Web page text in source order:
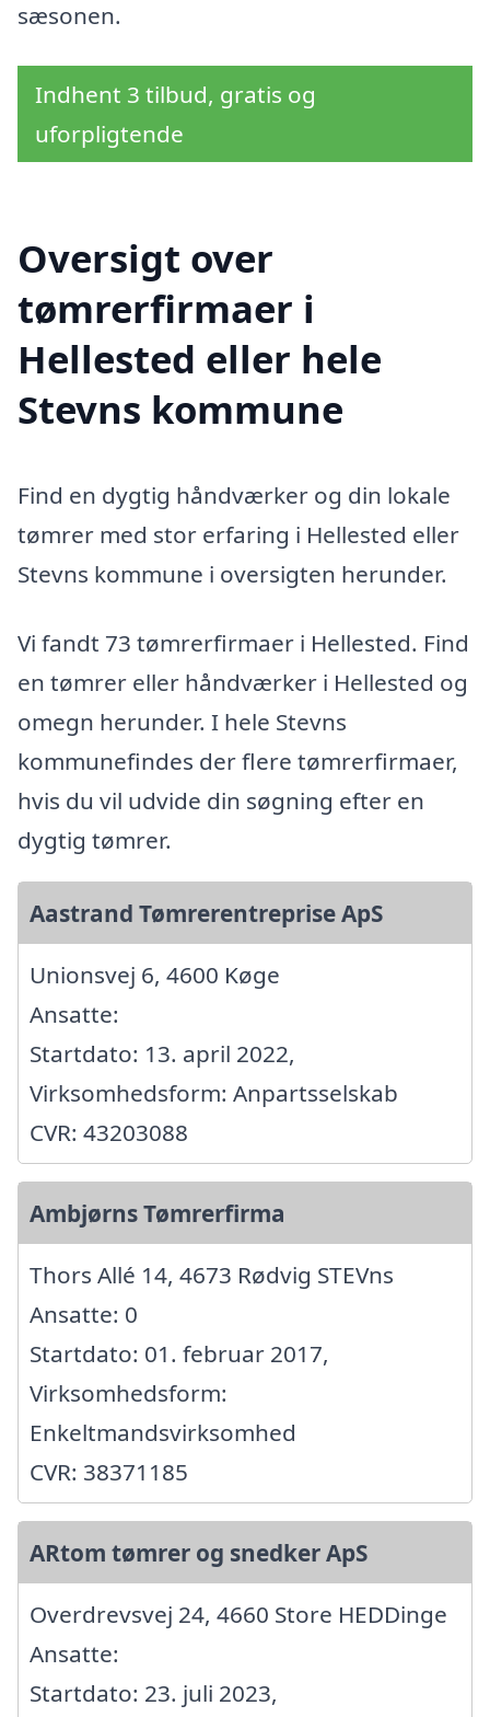
sæsonen.
Indhent 3 tilbud, gratis og
uforpligtende
Oversigt over
tømrerfirmaer i
Hellested eller hele
Stevns kommune
Find en dygtig håndværker og din lokale
tømrer med stor erfaring i Hellested eller
Stevns kommune i oversigten herunder.
Vi fandt 73 tømrerfirmaer i Hellested. Find
en tømrer eller håndværker i Hellested og
omegn herunder. I hele Stevns
kommunefindes der flere tømrerfirmaer,
hvis du vil udvide din søgning efter en
dygtig tømrer.
Aastrand Tømrerentreprise ApS
Unionsvej 6, 4600 Køge
Ansatte:
Startdato: 13. april 2022,
Virksomhedsform: Anpartsselskab
CVR: 43203088
Ambjørns Tømrerfirma
Thors Allé 14, 4673 Rødvig STEVns
Ansatte: 0
Startdato: 01. februar 2017,
Virksomhedsform:
Enkeltmandsvirksomhed
CVR: 38371185
ARtom tømrer og snedker ApS
Overdrevsvej 24, 4660 Store HEDDinge
Ansatte:
Startdato: 23. juli 2023,